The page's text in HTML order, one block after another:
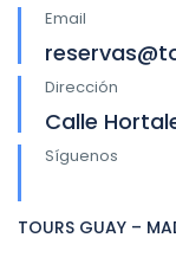
Email
Dirección
Calle
Síguenos
TOURS GUAY –